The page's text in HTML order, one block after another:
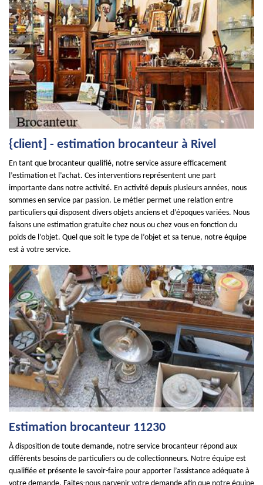
{client] - estimation brocanteur à Rivel
En tant que brocanteur qualifié, notre service assure efficacement
l’estimation et l’achat. Ces interventions représentent une part
importante dans notre activité. En activité depuis plusieurs années, nous
sommes en service par passion. Le métier permet une relation entre
particuliers qui disposent divers objets anciens et d’époques variées. Nous
faisons une estimation gratuite chez nous ou chez vous en fonction du
poids de l’objet. Quel que soit le type de l’objet et sa tenue, notre équipe
est à votre service.
Estimation brocanteur 11230
À disposition de toute demande, notre service brocanteur répond aux
différents besoins de particuliers ou de collectionneurs. Notre équipe est
qualifiée et présente le savoir-faire pour apporter l’assistance adéquate à